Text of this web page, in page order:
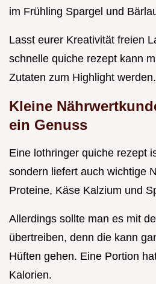
im Frühling Spargel und
Lasst eurer Kreativität freien
schnelle quiche rezept kann
Zutaten zum Highlight werden.
Kleine
ein Genuss
Eine lothringer quiche rezept
sondern liefert auch wichtige
Proteine, Käse Kalzium und
Allerdings sollte man es mit
übertreiben, denn die kann
Hüften gehen. Eine Portion
Kalorien.